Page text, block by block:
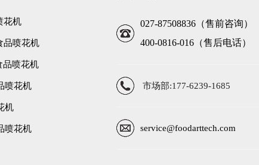
花机
品喷花机
品喷花机
喷花机
机
喷花机
027-87508836（售前咨询）
400-0816-016（售后电话）
市场部:177-6239-1685
service@foodarttech.com